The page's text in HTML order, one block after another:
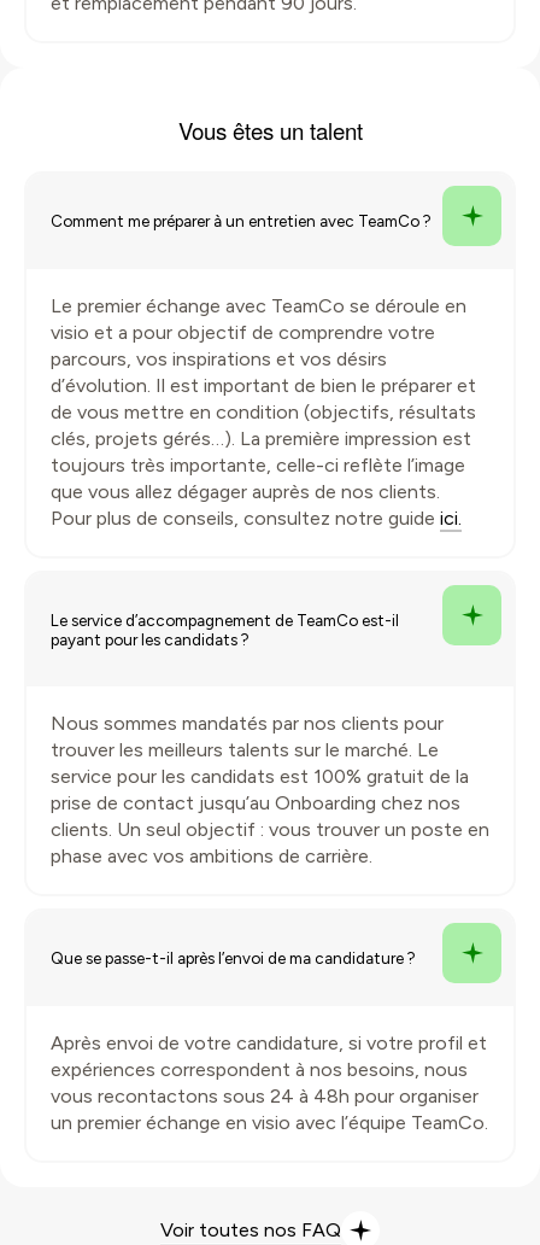
Vous êtes untalent
Comment me préparer à un entretien avec TeamCo ?
Le premier échange avec TeamCo se déroule en
visio et a pour objectif de comprendre votre
parcours, vos inspirations et vos désirs
d’évolution. Il est important de bien le préparer et
de vous mettre en condition (objectifs, résultats
clés, projets gérés…). La première impression est
toujours très importante, celle-ci reflète l’image
que vous allez dégager auprès de nos clients.
Pour plus de conseils, consultez notre guide ici.
Le service d’accompagnement de TeamCo est-il
payant pour les candidats ?
Nous sommes mandatés par nos clients pour
trouver les meilleurs talents sur le marché. Le
service pour les candidats est 100% gratuit de la
prise de contact jusqu’au Onboarding chez nos
clients. Un seul objectif : vous trouver un poste en
phase avec vos ambitions de carrière.
Que se passe-t-il après l’envoi de ma candidature ?
Après envoi de votre candidature, si votre profil et
expériences correspondent à nos besoins, nous
vous recontactons sous 24 à 48h pour organiser
un premier échange en visio avec l’équipe TeamCo.
Voir toutes nos FAQ